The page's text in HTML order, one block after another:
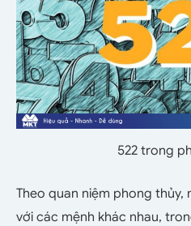
522 trong
Theo quan niệm phong
với các mệnh khác nhau,